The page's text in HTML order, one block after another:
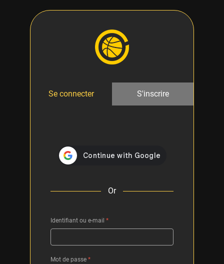
Se connecter S'inscrire
Or
Identifiant ou e-mail *
Mot de passe *